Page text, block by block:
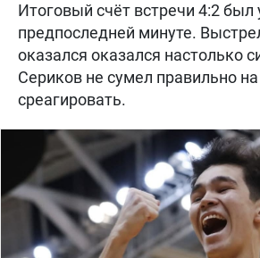
Итоговый счёт встречи 4:2 был
предпоследней минуте.
оказался оказался настолько
Сериков не сумел правильно
среагировать.